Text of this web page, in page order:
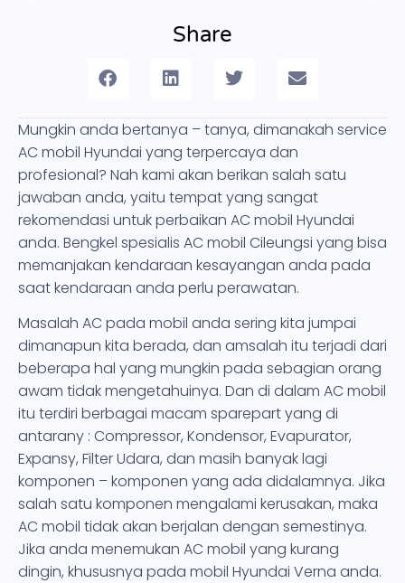
Share
Mungkin anda bertanya – tanya, dimanakah service
AC mobil Hyundai yang terpercaya dan
profesional? Nah kami akan berikan salah satu
jawaban anda, yaitu tempat yang sangat
rekomendasi untuk perbaikan AC mobil Hyundai
anda. Bengkel spesialis AC mobil Cileungsi yang bisa
memanjakan kendaraan kesayangan anda pada
saat kendaraan anda perlu perawatan.
Masalah AC pada mobil anda sering kita jumpai
dimanapun kita berada, dan amsalah itu terjadi dari
beberapa hal yang mungkin pada sebagian orang
awam tidak mengetahuinya. Dan di dalam AC mobil
itu terdiri berbagai macam sparepart yang di
antarany : Compressor, Kondensor, Evapurator,
Expansy, Filter Udara, dan masih banyak lagi
komponen – komponen yang ada didalamnya. Jika
salah satu komponen mengalami kerusakan, maka
AC mobil tidak akan berjalan dengan semestinya.
Jika anda menemukan AC mobil yang kurang
dingin, khususnya pada mobil Hyundai Verna anda.